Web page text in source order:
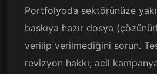
Portfolyoda sektörünüze
baskıya hazır dosya
verilip verilmediğini sorun.
revizyon hakkı; acil